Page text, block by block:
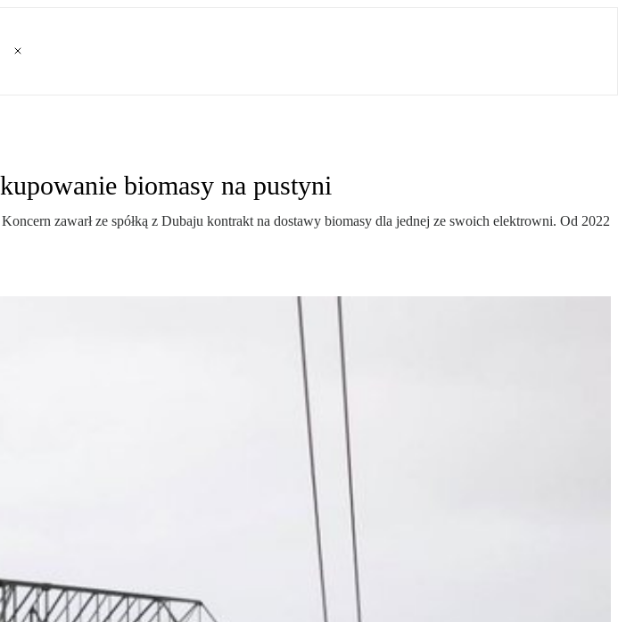
biomasy na pustyni
zawarł ze spółką z Dubaju kontrakt na dostawy biomasy dla jednej ze swoich elektrowni. Od 2022